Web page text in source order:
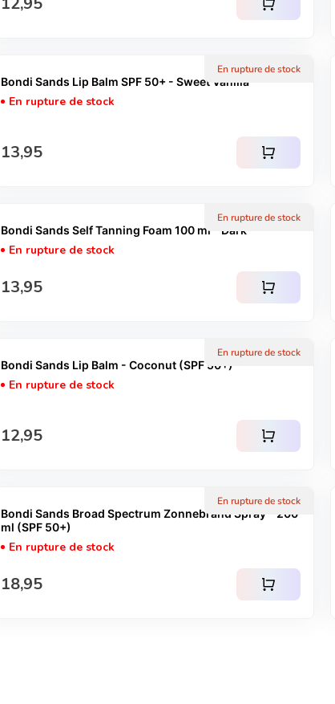
shopping_cart
En rupture de stock
Bondi Sands Lip Balm SPF 50+ - Sweet Vanilla
En rupture de stock
Prix normal
13,95 shopping_cart
En rupture de stock
Bondi Sands Self Tanning Foam 100 ml - Dark
En rupture de stock
Prix normal
13,95 shopping_cart
En rupture de stock
Bondi Sands Lip Balm - Coconut (SPF 50+)
En rupture de stock
Prix normal
12,95 shopping_cart
En rupture de stock
Bondi Sands Broad Spectrum Zonnebrand Spray - 200
ml (SPF 50+)
En rupture de stock
Prix normal
18,95 shopping_cart